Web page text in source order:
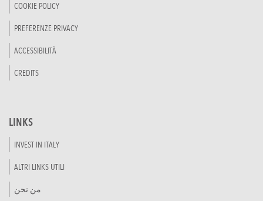
COOKIE POLICY
PREFERENZE PRIVACY
ACCESSIBILITÀ
CREDITS
LINKS
INVEST IN ITALY
ALTRI LINKS UTILI
من نحن